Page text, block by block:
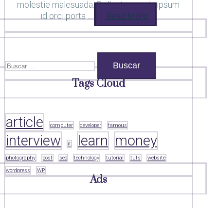
molestie malesuada. Pellentesque in ipsum
id orci porta ...
Read More
Buscar:
Tags Cloud
article computer developer famous
interview it learn money
photography post seo technology tutorial tuts
website
wordpress
WP
Ads